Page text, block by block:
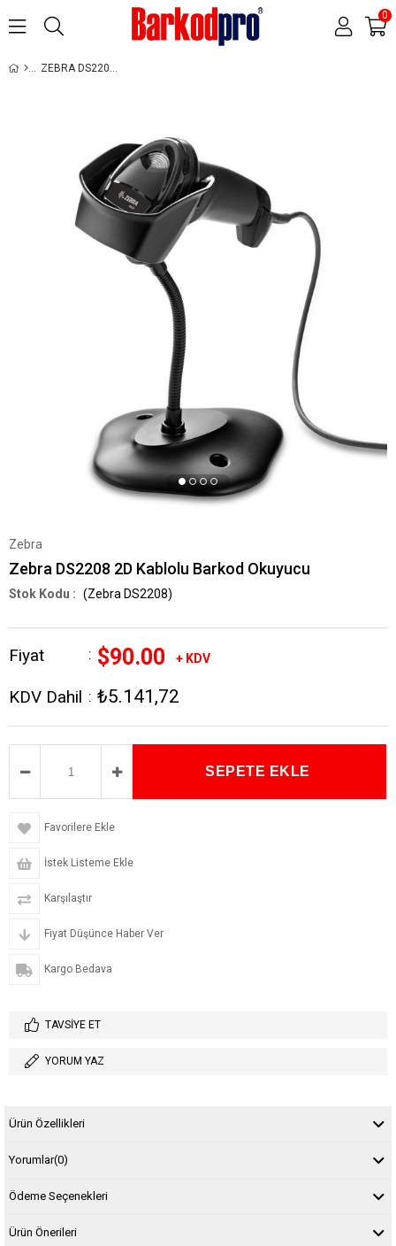
0
ZEBRA DS2208 2D KABLOLU BARKOD OKUYUCU
Zebra
Zebra DS2208 2D Kablolu Barkod Okuyucu
(Zebra DS2208)
Fiyat : $90.00 + KDV
KDV Dahil : ₺5.141,72
Favorilere Ekle
İstek Listeme Ekle
Karşılaştır
Fiyat Düşünce Haber Ver
Kargo Bedava
TAVSIYE ET
YORUM YAZ
Ürün Özellikleri
Yorumlar(0)
Ödeme Seçenekleri
Ürün Önerileri